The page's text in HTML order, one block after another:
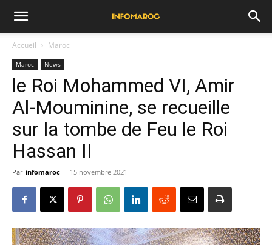
Accueil Maroc
Maroc News
le Roi Mohammed VI, Amir
Al-Mouminine, se recueille
sur la tombe de Feu le Roi
Hassan II
Par infomaroc - 15 novembre 2021